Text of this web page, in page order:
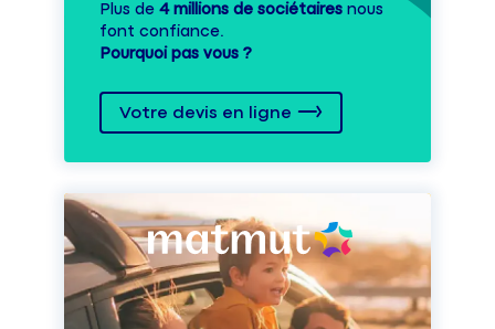
Plus de 4 millions de sociétaires nous
font confiance.
Pourquoi pas vous ?
Votre devis en ligne